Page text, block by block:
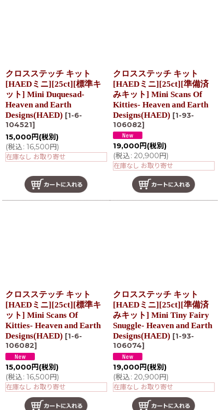
クロスステッチ キット
[HAEDミニ][25ct][標準キ
ット] Mini Duquesad-
Heaven and Earth
Designs(HAED) [1-6-
104521]
15,000 円 (税別)
(税込: 16,500円)
在庫なし お取り寄せ
クロスステッチ キット
[HAEDミニ][25ct][準備済
みキット] Mini Scans Of
Kitties- Heaven and Earth
Designs(HAED) [1-93-
106082]
19,000 円 (税別)
(税込: 20,900円)
在庫なし お取り寄せ
クロスステッチ キット
[HAEDミニ][25ct][標準キ
ット] Mini Scans Of
Kitties- Heaven and Earth
Designs(HAED) [1-6-
106082]
15,000 円 (税別)
(税込: 16,500円)
在庫なし お取り寄せ
クロスステッチ キット
[HAEDミニ][25ct][準備済
みキット] Mini Tiny Fairy
Snuggle- Heaven and Earth
Designs(HAED) [1-93-
106074]
19,000 円 (税別)
(税込: 20,900円)
在庫なし お取り寄せ